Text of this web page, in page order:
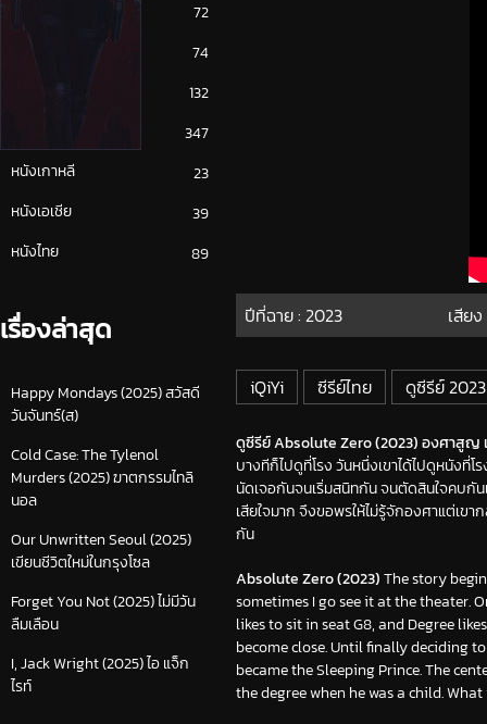
72
74
132
347
หนังเกาหลี
23
หนังเอเชีย
39
หนังไทย
89
เรื่องล่าสุด
Happy Mondays (2025) สวัสดี
วันจันทร์(ส)
Cold Case: The Tylenol
Murders (2025) ฆาตกรรมไทลิ
นอล
Our Unwritten Seoul (2025)
เขียนชีวิตใหม่ในกรุงโซล
Forget You Not (2025) ไม่มีวัน
ลืมเลือน
I, Jack Wright (2025) ไอ แจ็ก
ไรท์
ปีที่ฉาย : 2023 เสีย
iQiYi ซีรีย์ไทย ดูซีรีย์ 2023
ดูซีรีย์ Absolute Zero (2023) องศาสูญ
บางทีก็ไปดูที่โรง วันหนึ่งเขาได้ไปดูหนัง
นัดเจอกันจนเริ่มสนิทกัน จนตัดสินใจคบกัน
เสียใจมาก จึงขอพรให้ไม่รู้จักองศาแต่เข
กัน
Absolute Zero (2023)The story
sometimes I go see it at the theater.
likes to sit in seat G8, and Degree
become close. Until finally deciding
became the Sleeping Prince. The
the degree when he was a child.